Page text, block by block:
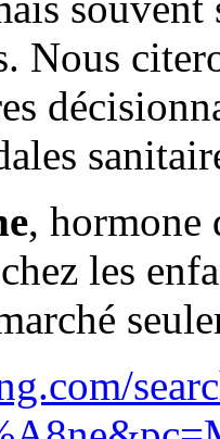
Nous
, hormone
les